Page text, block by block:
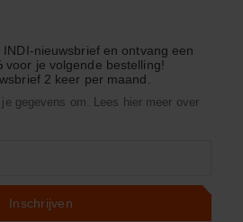
nieuwsbrief en ontvang een
voor je volgende bestelling!
2 keer per maand.
gegevens om. Lees hier meer over
Inschrijven